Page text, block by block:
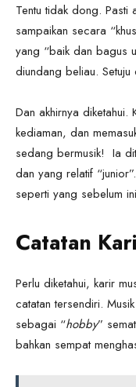
Tentu tidak dong.
sampaikan secara
yang “baik dan bagus
diundang beliau. Setuju
Dan akhirnya diketahui.
kediaman, dan
sedang bermusik! Ia
dan yang relatif
seperti yang sebelum
Catatan
Perlu diketahui, karir
catatan tersendiri.
sebagai “hobby”
bahkan sempat